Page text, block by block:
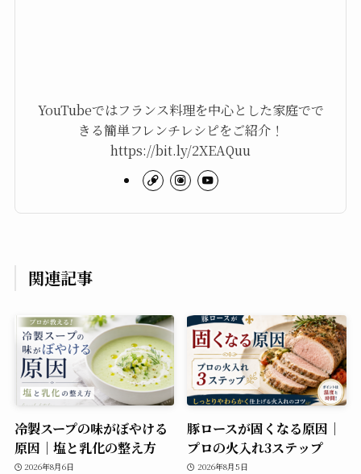
YouTubeではフランス料理を中心とした家庭でで
きる簡単フレンチレシピをご紹介！
https://bit.ly/2XEAQuu
関連記事
冷製スープの味がぼやける
原因｜塩と乳化の整え方
2026年8月6日
豚ロースが固くなる原因｜
プロの火入れ3ステップ
2026年8月5日